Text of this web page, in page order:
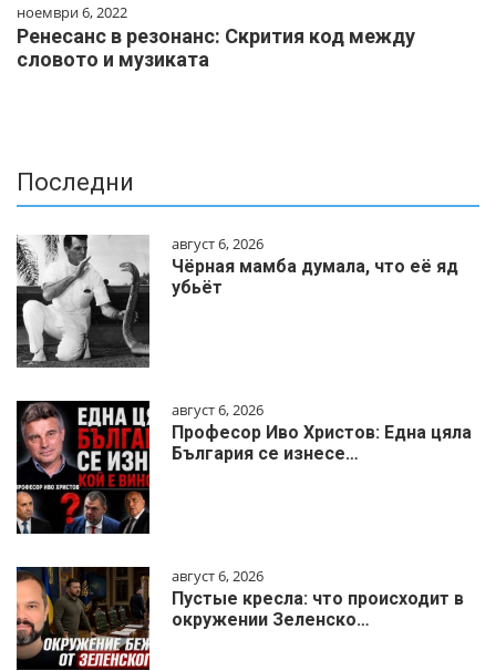
ноември 6, 2022
Ренесанс в резонанс: Скрития код между
словото и музиката
Последни
август 6, 2026
Чёрная мамба думала, что её яд
убьёт
август 6, 2026
Професор Иво Христов: Една цяла
България се изнесе…
август 6, 2026
Пустые кресла: что происходит в
окружении Зеленско…